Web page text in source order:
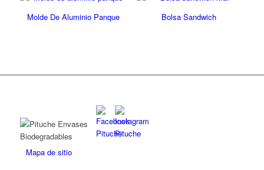
Molde De Aluminio Panque Bolsa Sandwich
Mapa de sitio